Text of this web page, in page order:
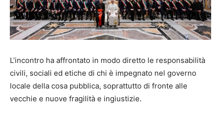
L’incontro ha affrontato in modo diretto le responsabilità
civili, sociali ed etiche di chi è impegnato nel governo
locale della cosa pubblica, soprattutto di fronte alle
vecchie e nuove fragilità e ingiustizie.